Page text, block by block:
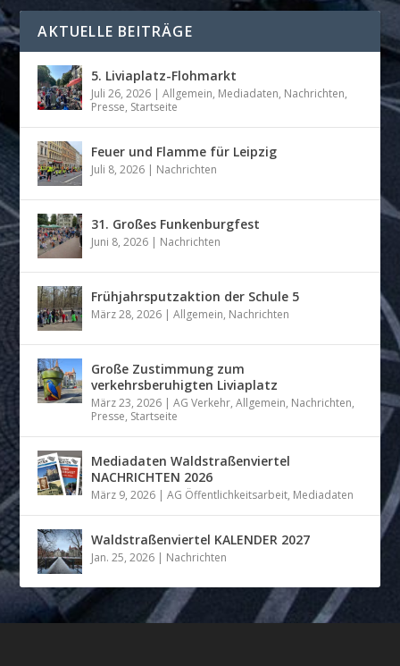
AKTUELLE BEITRÄGE
5. Liviaplatz-Flohmarkt
Juli 26, 2026 |Allgemein, Mediadaten, Nachrichten,
Presse, Startseite
Feuer und Flamme für Leipzig
Juli 8, 2026 | Nachrichten
31. Großes Funkenburgfest
Juni 8, 2026 | Nachrichten
Frühjahrsputzaktion der Schule 5
März 28, 2026 |Allgemein, Nachrichten
Große Zustimmung zum
verkehrsberuhigten Liviaplatz
März 23, 2026 |AG Verkehr,Allgemein, Nachrichten,
Presse, Startseite
Mediadaten Waldstraßenviertel
NACHRICHTEN 2026
März 9, 2026 |AG Öffentlichkeitsarbeit, Mediadaten
Waldstraßenviertel KALENDER 2027
Jan. 25, 2026 | Nachrichten